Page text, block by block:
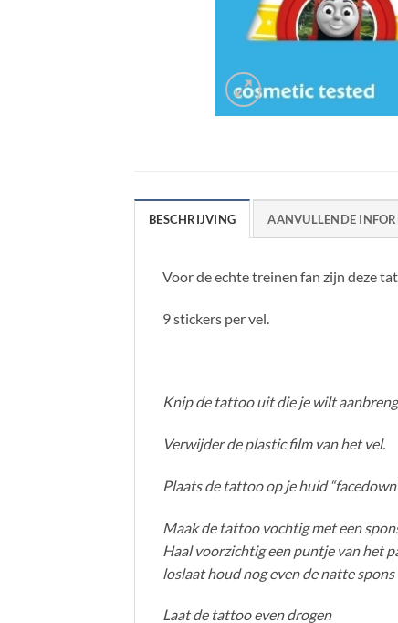
BESCHRIJVING AANVULLENDE
Voor de echte treinen fan zijn deze
9 stickers per vel.
Knip de tattoo uit die je wilt
Verwijder de plastic film van het vel.
Plaats de tattoo op je huid
Maak de tattoo vochtig met een
Haal voorzichtig een puntje van het
loslaat houd nog even de natte
Laat de tattoo even drogen